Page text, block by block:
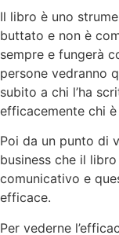
Il libro è uno
buttato e non è
sempre e fungerà
persone vedranno
subito a chi l’ha
efficacemente chi
Poi da un punto di
business che il
comunicativo e
efficace.
Per vederne